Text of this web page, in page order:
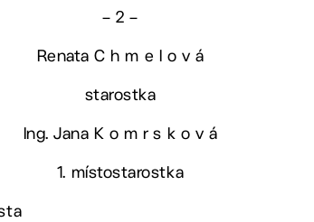
– 2 –
Renata C h m e l o v á
starostka
Ing. Jana K o m r s k o v á
1. místostarostka